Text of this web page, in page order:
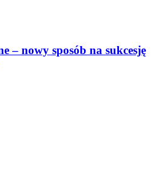
– nowy sposób na sukcesję